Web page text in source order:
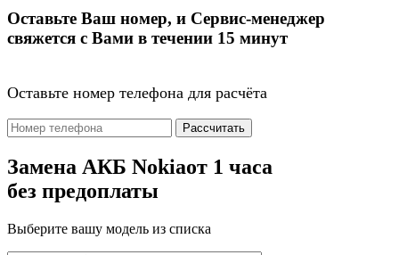
Оставьте Ваш номер, и Сервис-менеджер
свяжется с Вами в течении 15 минут
Оставьте номер телефона для расчёта
Рассчитать
Замена АКБ Nokiaот 1 часа
без предоплаты
Выберите вашу модель из списка